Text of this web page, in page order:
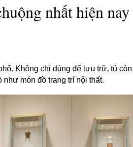
nhất hiện nay
Không chỉ dùng để lưu trữ, tủ
món đồ trang trí nội thất.